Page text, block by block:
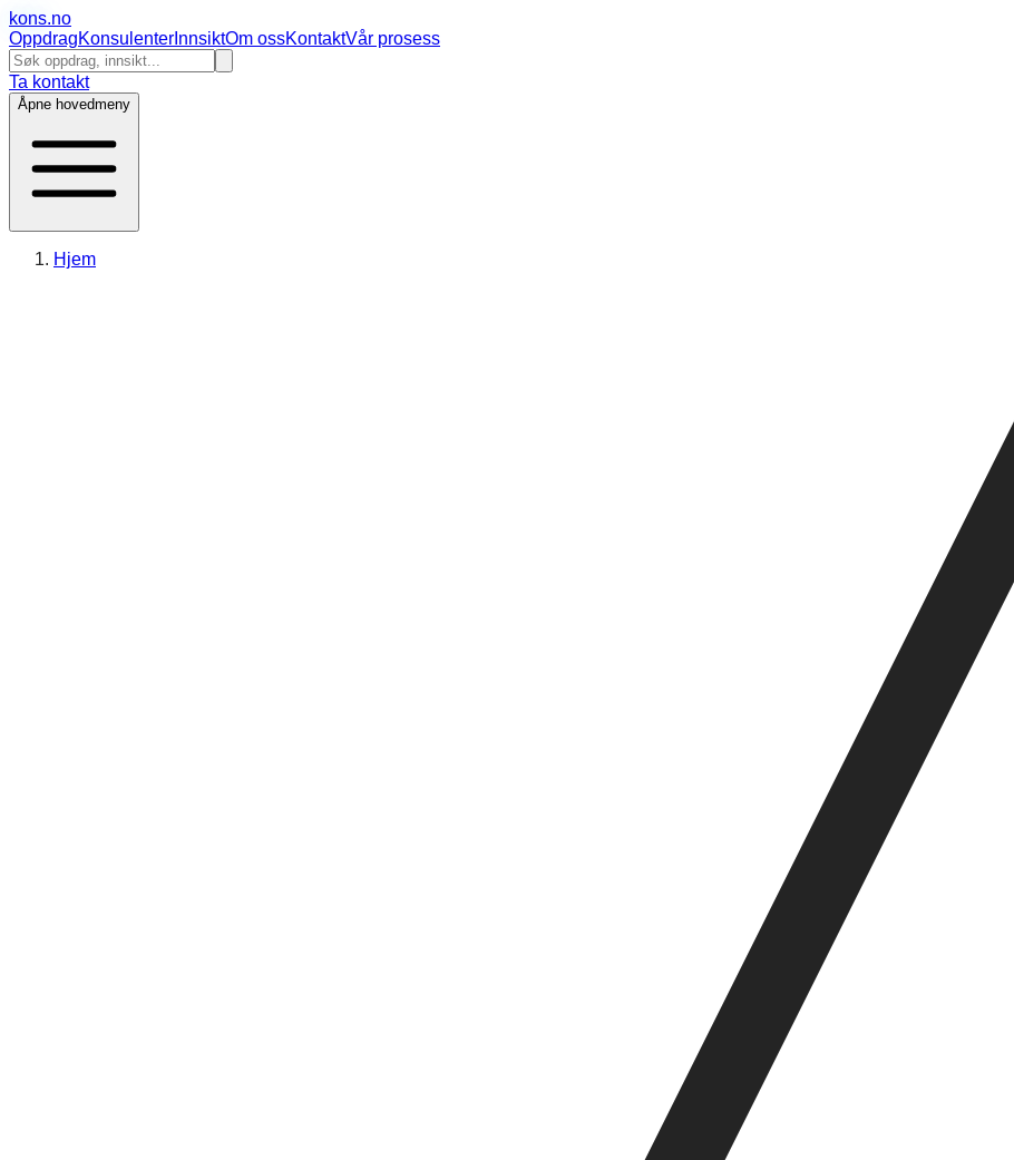
kons.no
OppdragKonsulenter InnsiktOm ossKontaktVår prosess
Ta kontakt
Åpne hovedmeny
Hjem